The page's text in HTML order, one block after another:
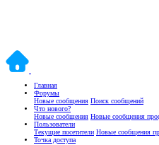
Главная
Форумы
Новые сообщения Поиск сообщений
Что нового?
Новые сообщения Новые сообщения
Пользователи
Текущие посетители Новые сообщения
Точка доступа